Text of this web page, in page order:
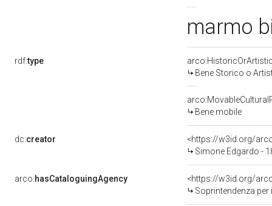
marmo
rdf:type
Bene Storico o
Bene mobile
dc:creator
<https://w3id.org/
Simone Edgardo -
arco:hasCataloguingAgency
<https://w3id.org/
Soprintendenza per i